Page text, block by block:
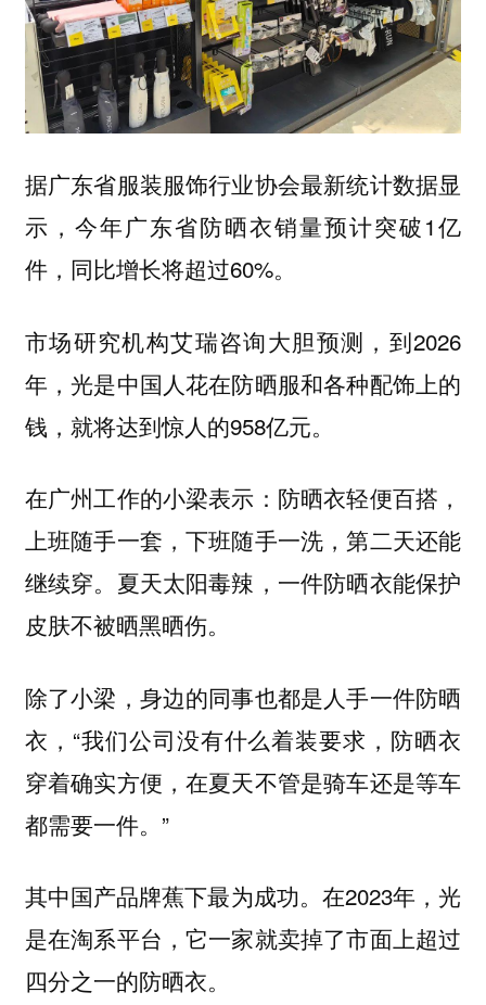
据广东省服装服饰行业协会最新统计数据显
示，今年广东省防晒衣销量预计突破1亿
件，同比增长将超过60%。
市场研究机构艾瑞咨询大胆预测，到2026
年，光是中国人花在防晒服和各种配饰上的
钱，就将达到惊人的958亿元。
在广州工作的小梁表示：防晒衣轻便百搭，
上班随手一套，下班随手一洗，第二天还能
继续穿。夏天太阳毒辣，一件防晒衣能保护
皮肤不被晒黑晒伤。
除了小梁，身边的同事也都是人手一件防晒
衣，“我们公司没有什么着装要求，防晒衣
穿着确实方便，在夏天不管是骑车还是等车
都需要一件。”
其中国产品牌蕉下最为成功。在2023年，光
是在淘系平台，它一家就卖掉了市面上超过
四分之一的防晒衣。